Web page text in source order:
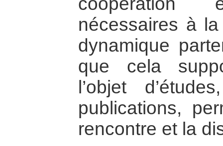
nécessaires à
dynamique
que cela
l’objet
publications,
rencontre et la